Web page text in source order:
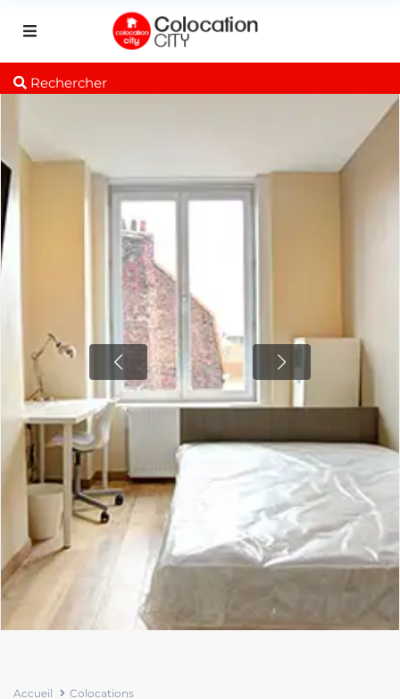
Rechercher
Accueil
Colocations